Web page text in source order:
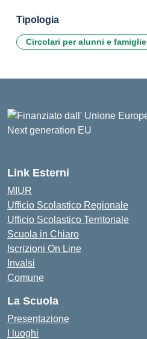
Tipologia
Circolari per alunni e famiglie
Link Esterni
MIUR
Ufficio Scolastico Regionale
Ufficio Scolastico Territoriale
Scuola in Chiaro
Iscrizioni On Line
Invalsi
Comune
La Scuola
Presentazione
I luoghi